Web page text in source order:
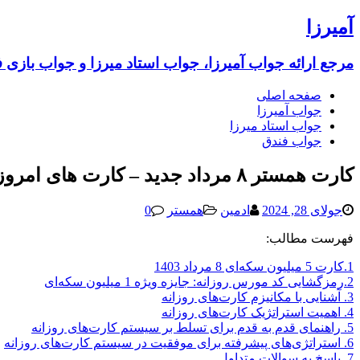
آمیرزا
مرجع ارائه جواب آمیرزا، جواب استاد میرزا و جواب بازی
صفحه اصلی
جواب آمیرزا
جواب استاد میرزا
جواب فندق
کارت همستر ۸ مرداد جدید – کارت های امروز همستر 8 مرداد 1403 (پنج میلیونی)
جولای 28, 2024 ادمین همستر 0
فهرست مطالب:
1.کارت 5 میلیون سکه‌ای 8 مرداد 1403
2.رمزگشایی کد مورس روزانه: جایزه ویژه 1 میلیون سکه‌ای
3. آشنایی با مکانیزم کارت‌های روزانه
4. اهمیت استراتژیک کارت‌های روزانه
5. راهنمای قدم به قدم برای تسلط بر سیستم کارت‌های روزانه
6. استراتژی‌های پیشرفته برای موفقیت در سیستم کارت‌های روزانه